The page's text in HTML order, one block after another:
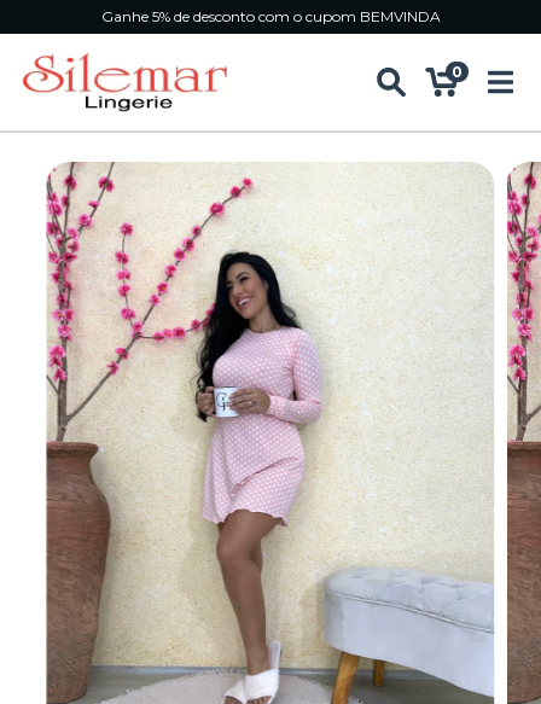
Ganhe 5% de desconto com o cupom BEMVINDA
0